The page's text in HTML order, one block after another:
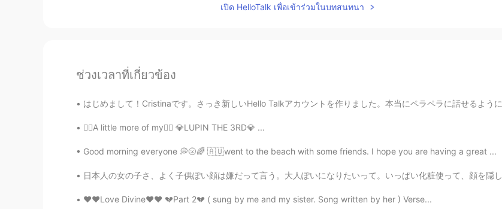
เปิด HelloTalk เพื่อเข้าร่วมในบทสนทนา
ช่วงเวลาที่เกี่ยวข้อง
はじめまして！Cristinaです。さっき新しいHello Talkアカウントを作りました。本当にペラペラに話せるようになりたいので、メッセージとか電話をかけてください。よかったら、お互いに母語...
👉🏻A little more of my👈🏻 💎LUPIN THE 3RD💎 ...
Good morning everyone 💭🌝🌈 🇦🇺went to the beach with some friends. I hope you are having a great ...
日本人の女の子さ、よく子供ぽい顔は嫌だって言う。大人ぽいになりたいって。いっぱい化粧使って、顔を隠して、女性的になりたい。アンジェリナジョーリーみたい。でしょ？ でも、ディズニーランドに行く。...
❤️❤️Love Divine❤️❤️ 💔Part 2💔 ( sung by me and my sister. Song written by her ) Verse...